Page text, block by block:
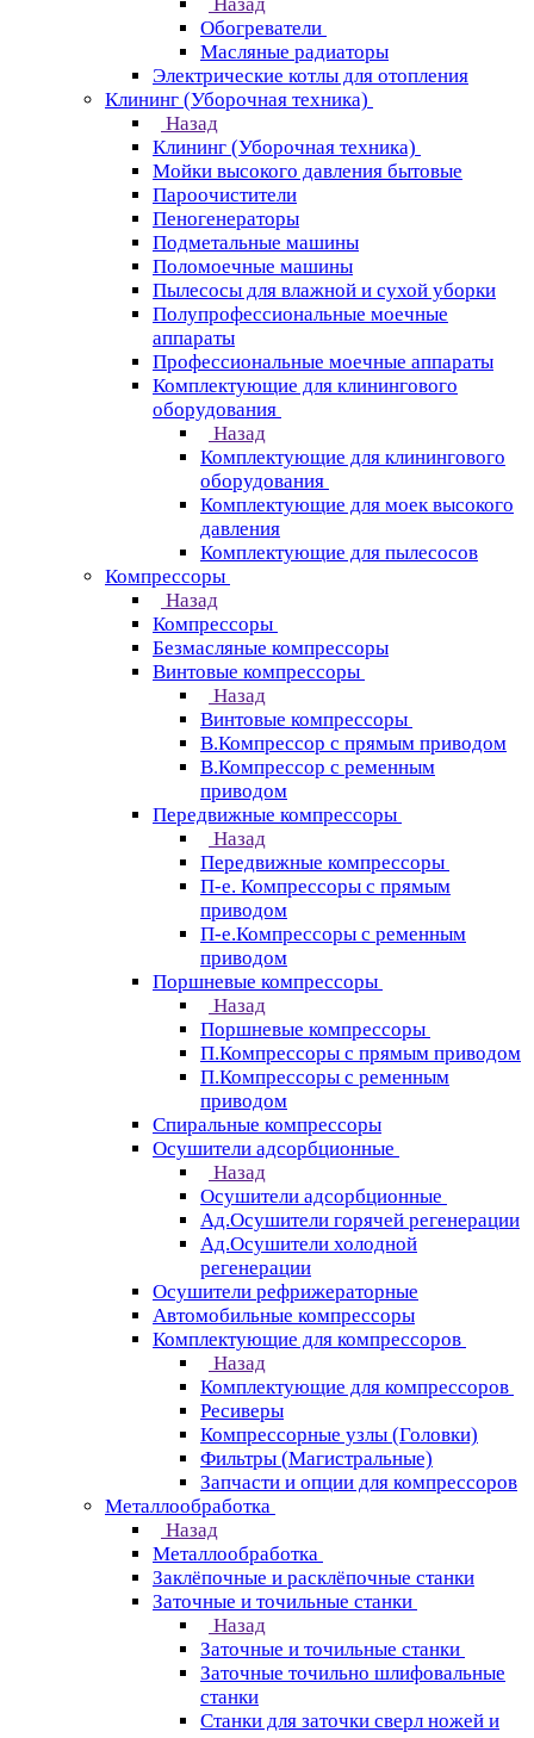
Обогреватели
Масляные радиаторы
Электрические котлы для отопления
Клининг (Уборочная техника)
Назад
Клининг (Уборочная техника)
Мойки высокого давления бытовые
Пароочистители
Пеногенераторы
Подметальные машины
Поломоечные машины
Пылесосы для влажной и сухой уборки
Полупрофессиональные моечные
аппараты
Профессиональные моечные аппараты
Комплектующие для клинингового
оборудования
Назад
Комплектующие для клинингового
оборудования
Комплектующие для моек высокого
давления
Комплектующие для пылесосов
Компрессоры
Назад
Компрессоры
Безмасляные компрессоры
Винтовые компрессоры
Назад
Винтовые компрессоры
В.Компрессор с прямым приводом
В.Компрессор с ременным
приводом
Передвижные компрессоры
Назад
Передвижные компрессоры
П-е. Компрессоры с прямым
приводом
П-е.Компрессоры с ременным
приводом
Поршневые компрессоры
Назад
Поршневые компрессоры
П.Компрессоры с прямым приводом
П.Компрессоры с ременным
приводом
Спиральные компрессоры
Осушители адсорбционные
Назад
Осушители адсорбционные
Ад.Осушители горячей регенерации
Ад.Осушители холодной
регенерации
Осушители рефрижераторные
Автомобильные компрессоры
Комплектующие для компрессоров
Назад
Комплектующие для компрессоров
Ресиверы
Компрессорные узлы (Головки)
Фильтры (Магистральные)
Запчасти и опции для компрессоров
Металлообработка
Назад
Металлообработка
Заклёпочные и расклёпочные станки
Заточные и точильные станки
Назад
Заточные и точильные станки
Заточные точильно шлифовальные
станки
Станки для заточки сверл ножей и